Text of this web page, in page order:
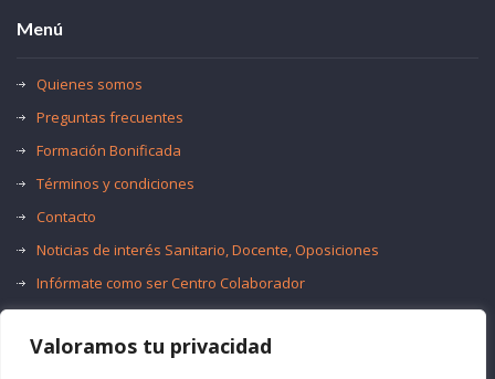
Valoramos tu privacidad
Menú
Quienes somos
Preguntas frecuentes
Formación Bonificada
Términos y condiciones
Contacto
Noticias de interés Sanitario, Docente, Oposiciones
Infórmate como ser Centro Colaborador
Oferta de Empleo Público